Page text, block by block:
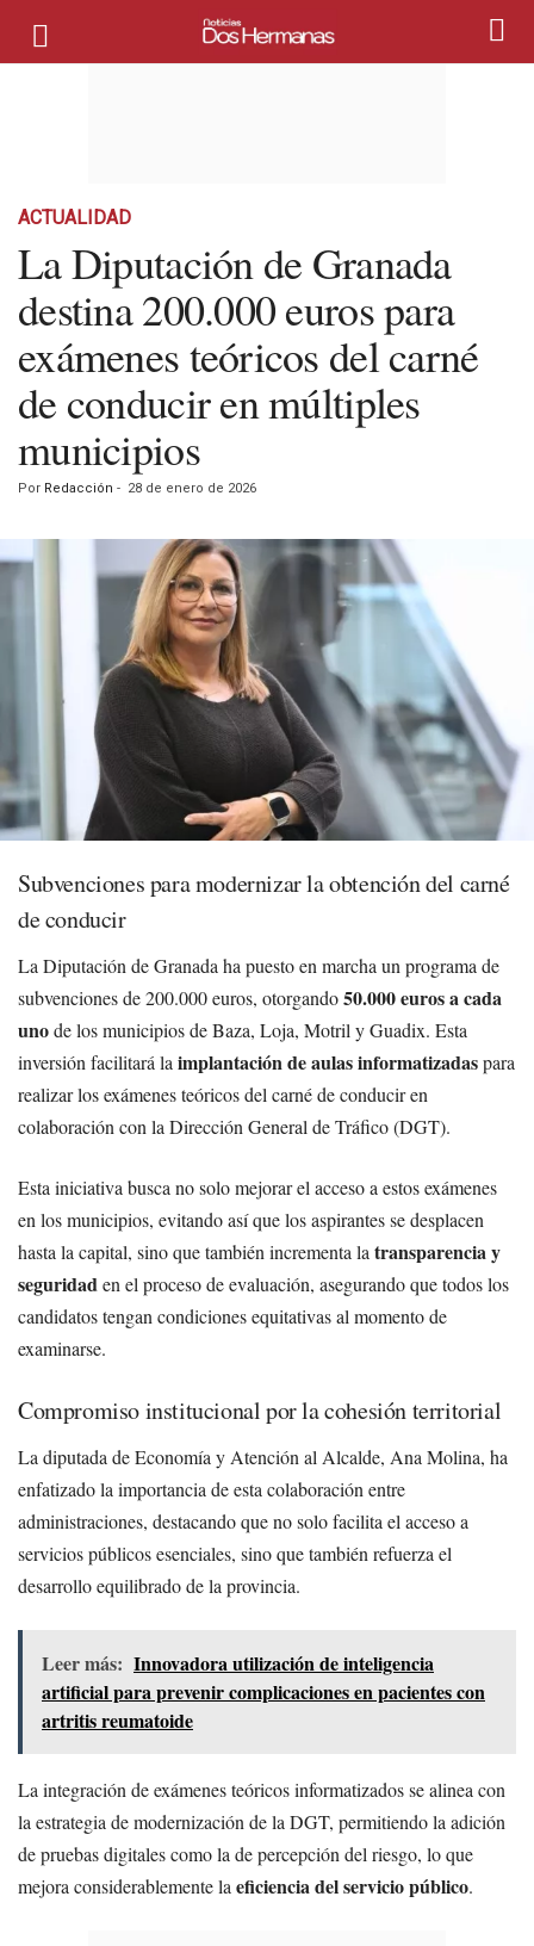
ACTUALIDAD
La Diputación de Granada
destina 200.000 euros para
exámenes teóricos del carné
de conducir en múltiples
municipios
Por Redacción - 28 de enero de 2026
Subvenciones para modernizar la obtención del carné
de conducir
La Diputación de Granada ha puesto en marcha un programa de
subvenciones de 200.000 euros, otorgando50.000 euros a cada
unode los municipios de Baza, Loja, Motril y Guadix. Esta
inversión facilitará la implantación de aulas informatizadaspara
realizar los exámenes teóricos del carné de conducir en
colaboración con la Dirección General de Tráfico (DGT).
Esta iniciativa busca no solo mejorar el acceso a estos exámenes
en los municipios, evitando así que los aspirantes se desplacen
hasta la capital, sino que también incrementa la transparencia y
seguridaden el proceso de evaluación, asegurando que todos los
candidatos tengan condiciones equitativas al momento de
examinarse.
Compromiso institucional por la cohesión territorial
La diputada de Economía y Atención al Alcalde, Ana Molina, ha
enfatizado la importancia de esta colaboración entre
administraciones, destacando que no solo facilita el acceso a
servicios públicos esenciales, sino que también refuerza el
desarrollo equilibrado de la provincia.
Leer más: Innovadora utilización de inteligencia
artificial para prevenir complicaciones en pacientes con
artritis reumatoide
La integración de exámenes teóricos informatizados se alinea con
la estrategia de modernización de la DGT, permitiendo la adición
de pruebas digitales como la de percepción del riesgo, lo que
mejora considerablemente la eficiencia del servicio público.